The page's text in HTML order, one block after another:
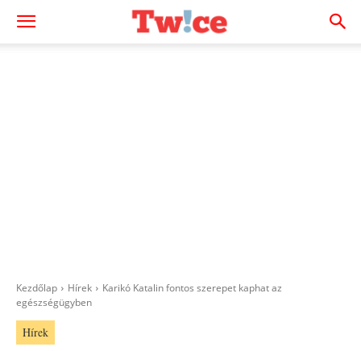
Kezdőlap Hírek
Karikó Katalin fontos szerepet kaphat az
egészségügyben
Hírek